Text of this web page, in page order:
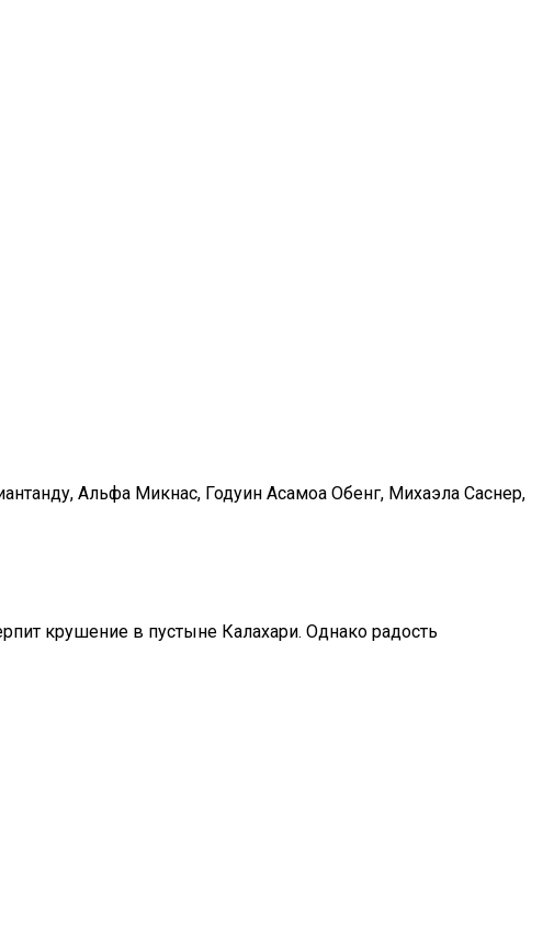
Альфа Микнас, Годуин Асамоа Обенг, Михаэла Саснер,
крушение в пустыне Калахари. Однако радость